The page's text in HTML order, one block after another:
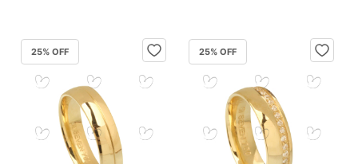
25% OFF 25% OFF